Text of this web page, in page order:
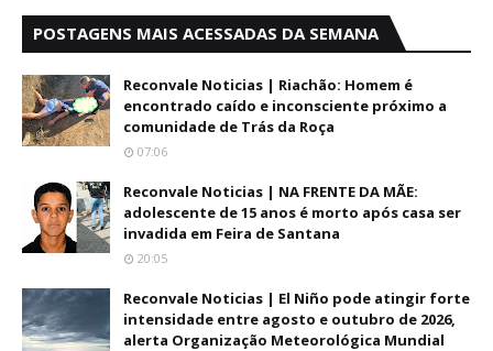
POSTAGENS MAIS ACESSADAS DA SEMANA
Reconvale Noticias | Riachão: Homem é
encontrado caído e inconsciente próximo a
comunidade de Trás da Roça
07:06
Reconvale Noticias | NA FRENTE DA MÃE:
adolescente de 15 anos é morto após casa ser
invadida em Feira de Santana
20:05
Reconvale Noticias | El Niño pode atingir forte
intensidade entre agosto e outubro de 2026,
alerta Organização Meteorológica Mundial